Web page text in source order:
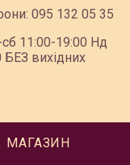
095 132 05 35
11:00-19:00 Нд
БЕЗ вихідних
МАГАЗИН